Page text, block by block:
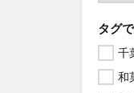
タグ
千
和